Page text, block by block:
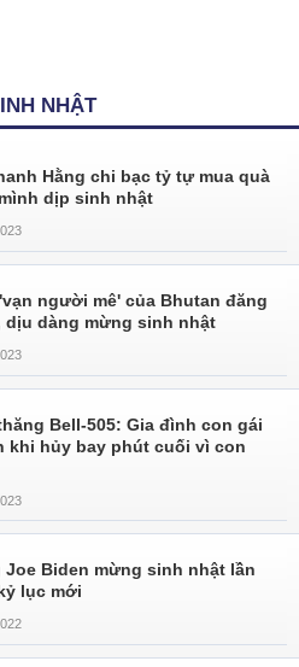
NHẬT
Hằng chi bạc tỷ tự mua quà
dịp sinh nhật
người mê' của Bhutan đăng
dịu dàng mừng sinh nhật
Bell-505: Gia đình con gái
khi hủy bay phút cuối vì con
Biden mừng sinh nhật lần
lục mới